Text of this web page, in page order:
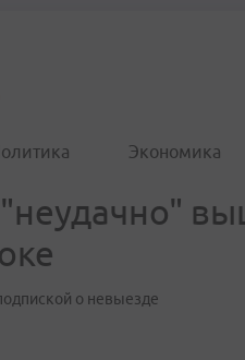
Экономика
о невыезде